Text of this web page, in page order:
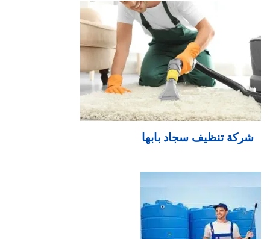
شركة تنظيف سجاد بابها